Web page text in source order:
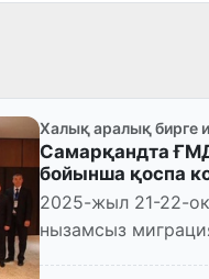
менен мақтанады
Халық аралық бирге
Самарқандта
бойынша қоспа
2025-жыл 21-22-
нызамсыз